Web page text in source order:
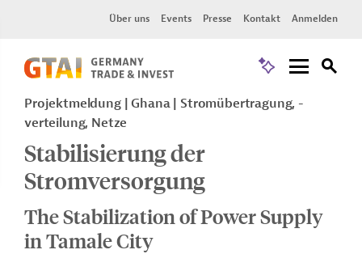
Über uns Events Presse Kontakt Anmelden
Projektmeldung Ghana
Stromübertragung, -
verteilung, Netze
Stabilisierung der
Stromversorgung
The Stabilization of Power Supply
in Tamale City